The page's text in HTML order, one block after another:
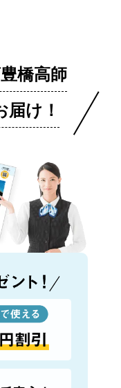
橋高師
け！